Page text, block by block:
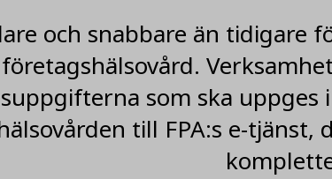
och snabbare än tidigare
som ska uppges
till FPA:s e-